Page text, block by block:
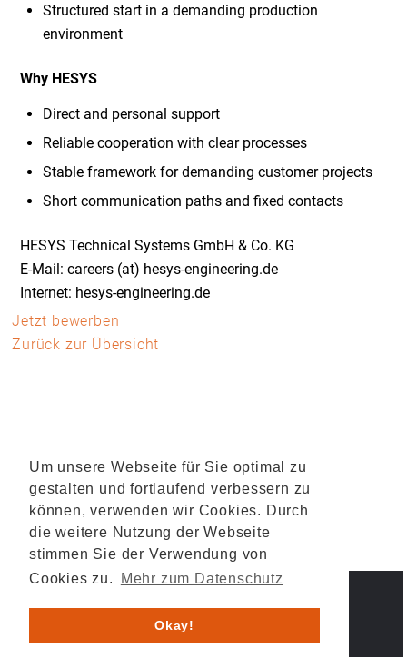
Um unsere Webseite für Sie optimal zu
gestalten und fortlaufend verbessern zu
können, verwenden wir Cookies. Durch
die weitere Nutzung der Webseite
stimmen Sie der Verwendung von
Cookies zu.
Mehr zum Datenschutz
Okay!
Structured start in a demanding production
environment
Why HESYS
Direct and personal support
Reliable cooperation with clear processes
Stable framework for demanding customer projects
Short communication paths and fixed contacts
HESYS Technical Systems GmbH & Co. KG
E-Mail: careers (at) hesys-engineering.de
Internet: hesys-engineering.de
Jetzt bewerben
Zurück zur Übersicht
© 2026 HESYS TechnicalSystems GmbH & Co. KG .